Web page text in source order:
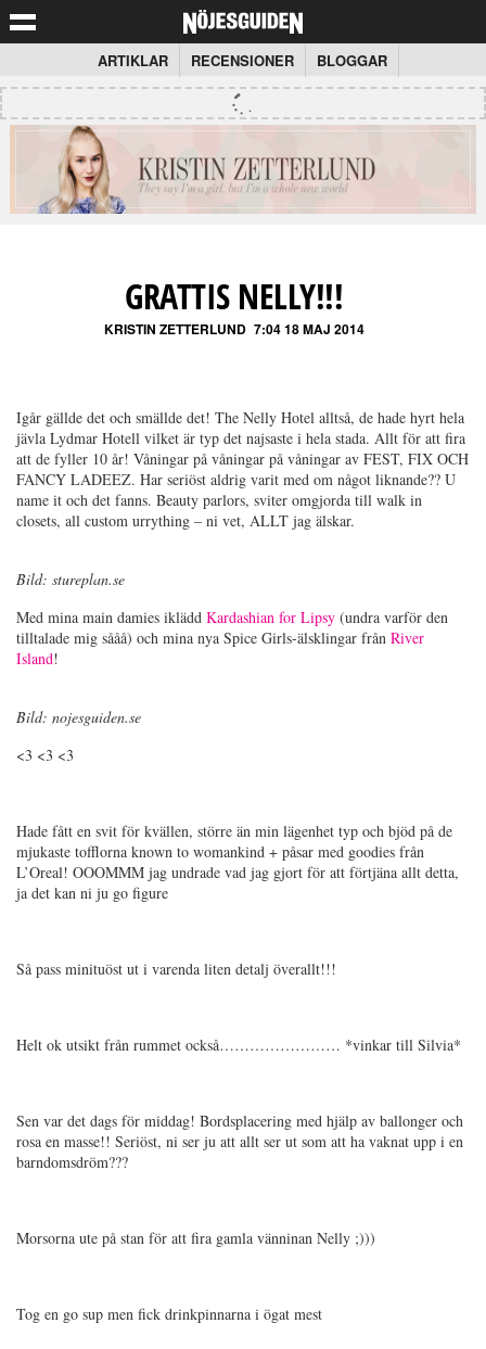
ARTIKLAR RECENSIONER BLOGGAR
GRATTIS NELLY!!!
KRISTIN ZETTERLUND 7:04 18 MAJ 2014
Igår gällde det och smällde det! The Nelly Hotel alltså, de hade hyrt hela
jävla Lydmar Hotell vilket är typ det najsaste i hela stada. Allt för att fira
att de fyller 10 år! Våningar på våningar på våningar av FEST, FIX OCH
FANCY LADEEZ. Har seriöst aldrig varit med om något liknande?? U
name it och det fanns. Beauty parlors, sviter omgjorda till walk in
closets, all custom urrything – ni vet, ALLT jag älskar.
Bild: stureplan.se
Med mina main damies iklädd Kardashian for Lipsy (undra varför den
tilltalade mig sååå) och mina nya Spice Girls-älsklingar från River
Island!
Bild: nojesguiden.se
<3 <3 <3
Hade fått en svit för kvällen, större än min lägenhet typ och bjöd på de
mjukaste tofflorna known to womankind + påsar med goodies från
L’Oreal! OOOMMM jag undrade vad jag gjort för att förtjäna allt detta,
ja det kan ni ju go figure
Så pass minituöst ut i varenda liten detalj överallt!!!
Helt ok utsikt från rummet också…………………… *vinkar till Silvia*
Sen var det dags för middag! Bordsplacering med hjälp av ballonger och
rosa en masse!! Seriöst, ni ser ju att allt ser ut som att ha vaknat upp i en
barndomsdröm???
Morsorna ute på stan för att fira gamla vänninan Nelly ;)))
Tog en go sup men fick drinkpinnarna i ögat mest